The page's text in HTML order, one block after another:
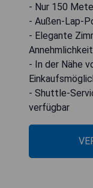
- Nur 150
- Außen-Lap-
- Elegante
- In der Nähe
- Shuttle-
verfügbar